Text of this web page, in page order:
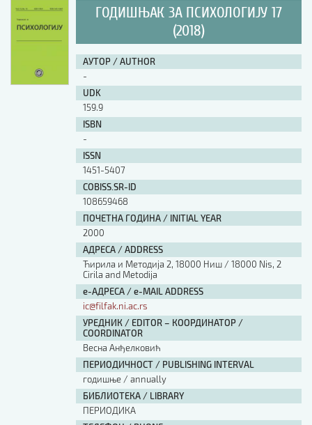
ISSN
COBISS.SR-ID
ГОДИШЊАК ЗА ПСИХОЛОГИЈУ 17
(2018)
АУТОР / AUTHOR
-
UDK
159.9
ISBN
-
ISSN
1451-5407
COBISS.SR-ID
108659468
ПОЧЕТНА ГОДИНА / INITIAL YEAR
2000
АДРЕСА / ADDRESS
Ћирила и Методија 2, 18000 Ниш / 18000 Nis, 2
Cirila and Metodija
е-АДРЕСА / e-MAIL ADDRESS
ic@filfak.ni.ac.rs
УРЕДНИК / EDITOR – КООРДИНАТОР /
COORDINATOR
Весна Анђелковић
ПЕРИОДИЧНОСТ / PUBLISHING INTERVAL
годишње / annually
БИБЛИОТЕКА / LIBRARY
ПЕРИОДИКА